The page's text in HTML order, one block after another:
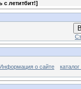
с летитбит!]
Информация о сайте